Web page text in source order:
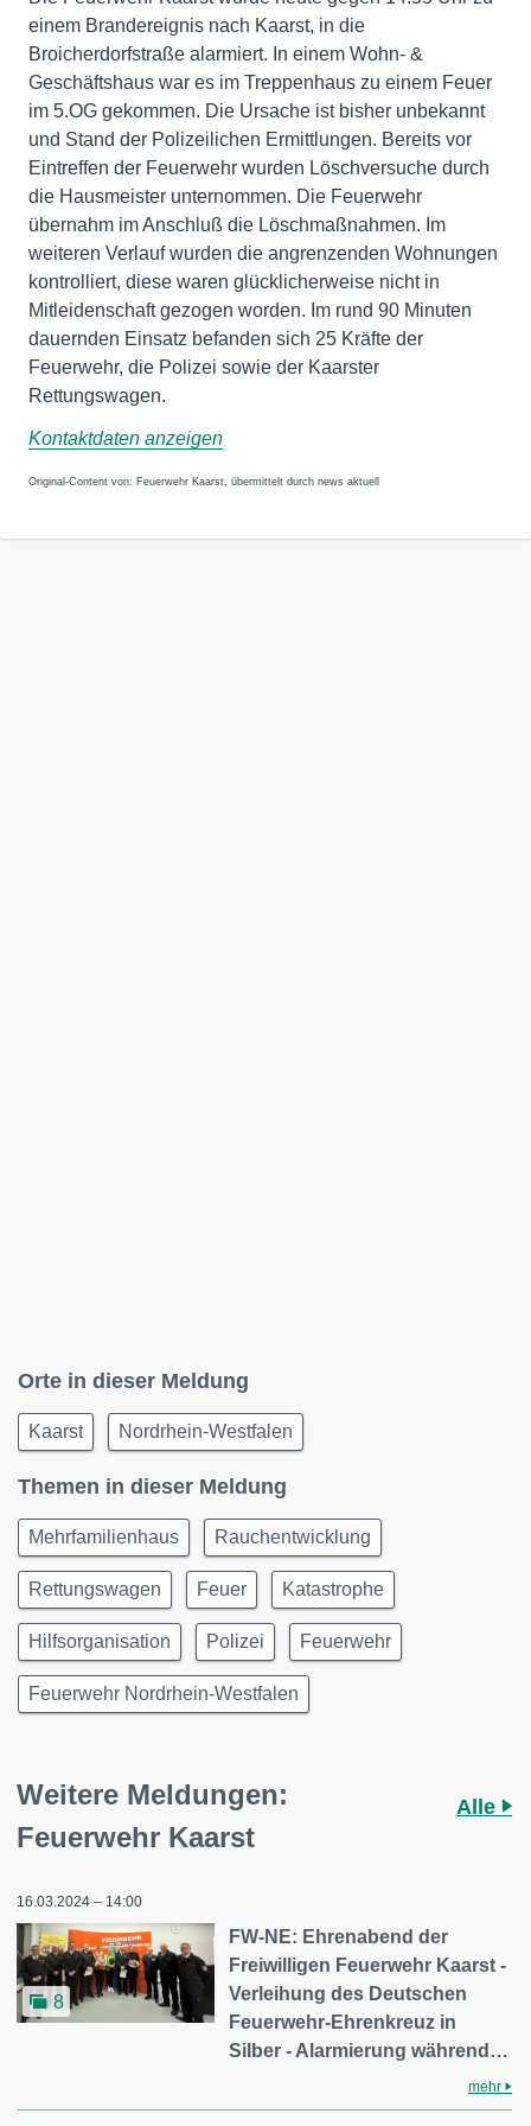
einem Brandereignis nach Kaarst, in die
Broicherdorfstraße alarmiert. In einem Wohn- &
Geschäftshaus war es im Treppenhaus zu einem Feuer
im 5.OG gekommen. Die Ursache ist bisher unbekannt
und Stand der Polizeilichen Ermittlungen. Bereits vor
Eintreffen der Feuerwehr wurden Löschversuche durch
die Hausmeister unternommen. Die Feuerwehr
übernahm im Anschluß die Löschmaßnahmen. Im
weiteren Verlauf wurden die angrenzenden Wohnungen
kontrolliert, diese waren glücklicherweise nicht in
Mitleidenschaft gezogen worden. Im rund 90 Minuten
dauernden Einsatz befanden sich 25 Kräfte der
Feuerwehr, die Polizei sowie der Kaarster
Rettungswagen.
Kontaktdaten anzeigen
Original-Content von: Feuerwehr Kaarst, übermittelt durch news aktuell
Orte in dieser Meldung
Kaarst Nordrhein-Westfalen
Themen in dieser Meldung
Mehrfamilienhaus Rauchentwicklung
Rettungswagen Feuer Katastrophe
Hilfsorganisation Polizei Feuerwehr
Feuerwehr Nordrhein-Westfalen
Weitere Meldungen:
Feuerwehr Kaarst
Alle
16.03.2024 – 14:00
8
FW-NE: Ehrenabend der
Freiwilligen Feuerwehr Kaarst -
Verleihung des Deutschen
Feuerwehr-Ehrenkreuz in
Silber - Alarmierung während…
mehr